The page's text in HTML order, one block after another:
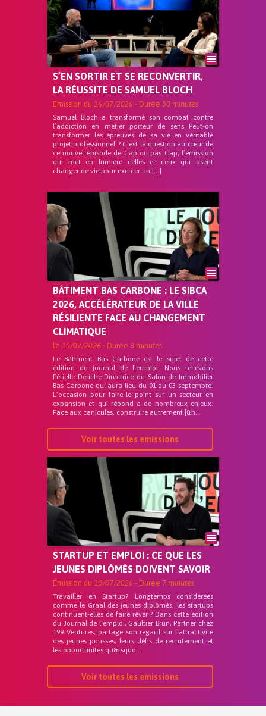
S’EN SORTIR ET SE RECONVERTIR,
LA RÉUSSITE DE SAMUEL BLOCH
Emission du 16/07/2026 - Durée 30 minutes
Samuel Bloch a transformé son combat contre
l’addiction en métier porteur de sens Peut-on
transformer les épreuves de sa vie en véritable
projet professionnel ? C’est la question au cœur de
ce nouvel épisode de Cap ou pas Cap, l’émission
qui met en lumière celles et ceux qui osent
changer de vie pour exercer un […]
BÂTIMENT BAS CARBONE : LE SIBCA
2026, ACCÉLÉRATEUR DE LA VILLE
RÉSILIENTE FACE AU CHANGEMENT
CLIMATIQUE
le 15/07/2026 - Durée 8 minutes
Le Bâtiment Bas Carbone est le sujet de cette
édition du journal de l’emploi. Nous recevons
Férielle Deriche Directrice du Salon de Immobilier
Bas Carbone qui aura lieu du 01 au 03 septembre.
L’occasion pour faire le point sur un secteur en
expansion et qui répond a de nombreux enjeux.
Face aux canicules, construire autrement [&h...
Voir toutes les emissions
STARTUP ET EMPLOI : CE QUE LES
JEUNES DIPLÔMÉS DOIVENT SAVOIR
Emission du 10/07/2026 - Durée 7 minutes
Travailler en Startup? Longtemps considérées
comme le Graal des jeunes diplômés, les startups
continuent-elles de faire rêver ? Dans cette édition
du Journal de l’emploi, Gaultier Brun, Partner chez
199 Ventures, partage son regard sur l’attractivité
des jeunes pousses, leurs défis de recrutement et
les opportunités qu&rsquo...
Voir toutes les emissions